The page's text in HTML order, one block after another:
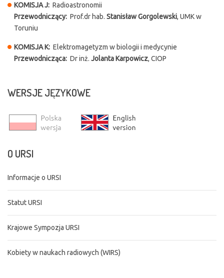
KOMISJA J: Radioastronomii
Przewodniczący: Prof.dr hab. Stanisław Gorgolewski, UMK w
Toruniu
KOMISJA K: Elektromagetyzm w biologii i medycynie
Przewodnicząca: Dr inż. Jolanta Karpowicz, CIOP
WERSJEJĘZYKOWE
O URSI
Informacje o URSI
Statut URSI
Krajowe Sympozja URSI
Kobiety w naukach radiowych (WIRS)